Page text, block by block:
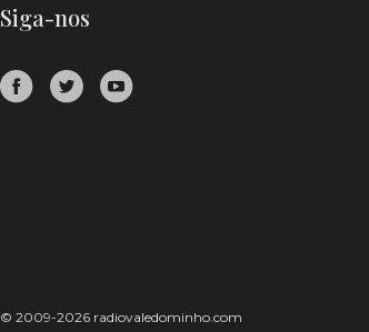
Siga-nos
© 2009-2026 radiovaledominho.com